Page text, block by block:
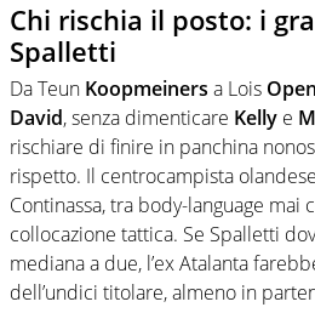
Chi rischia il posto: i
Spalletti
Da Teun Koopmeiners a Lois
David, senza dimenticare Kelly e
rischiare di finire in panchina
rispetto. Il centrocampista
Continassa, tra body-language mai
collocazione tattica. Se Spalletti
mediana a due, l’ex Atalanta
dell’undici titolare, almeno in